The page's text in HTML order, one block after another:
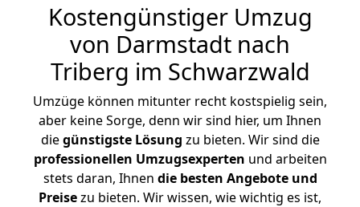
Kostengünstiger Umzug
von Darmstadt nach
Triberg im Schwarzwald
Umzüge können mitunter recht kostspielig sein,
aber keine Sorge, denn wir sind hier, um Ihnen
diegünstigste Lösung zu bieten. Wir sind die
professionellen Umzugsexperten und arbeiten
stets daran, Ihnen die besten Angebote und
Preisezu bieten. Wir wissen, wie wichtig es ist,